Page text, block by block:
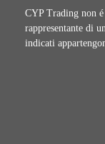
CYP Trading non
rappresentante di
indicati